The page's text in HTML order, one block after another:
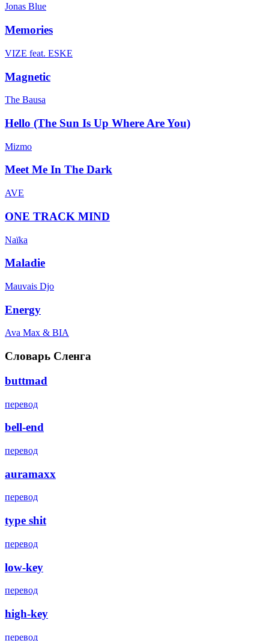
Jonas Blue
Memories
VIZE feat. ESKE
Magnetic
The Bausa
Hello (The Sun Is Up Where Are You)
Mizmo
Meet Me In The Dark
AVE
ONE TRACK MIND
Naïka
Maladie
Mauvais Djo
Energy
Ava Max & BIA
Словарь Сленга
buttmad
перевод
bell-end
перевод
auramaxx
перевод
type shit
перевод
low-key
перевод
high-key
перевод